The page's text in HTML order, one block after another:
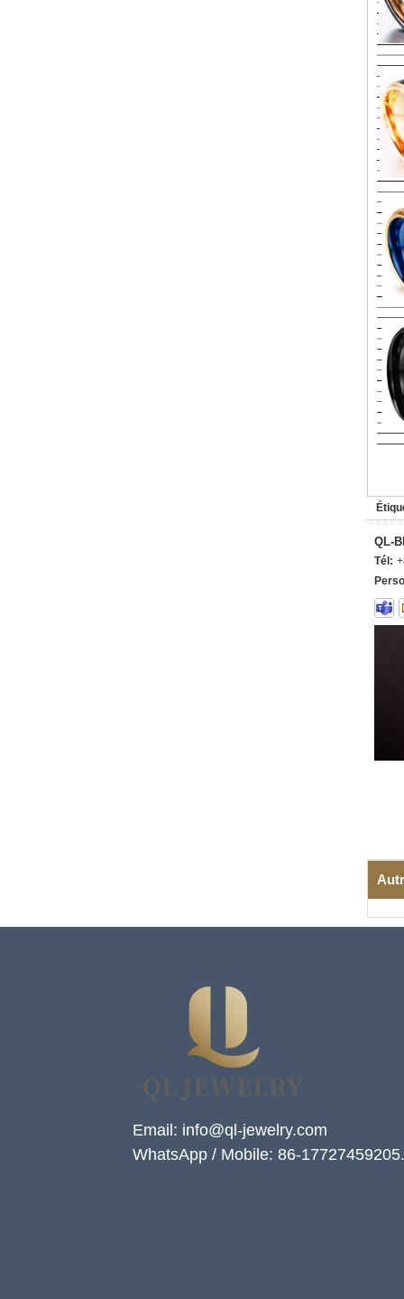
QL-
Tél:
Email: info@ql-jewelry.com
WhatsApp / Mobile: 86-17727459205.